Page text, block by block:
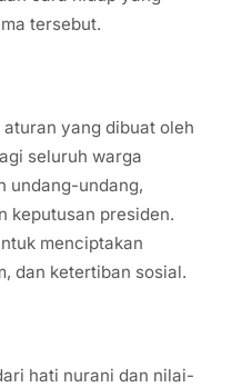
tersebut.
yang dibuat oleh
seluruh warga
undang-undang,
keputusan presiden.
menciptakan
dan ketertiban sosial.
hati nurani dan nilai-